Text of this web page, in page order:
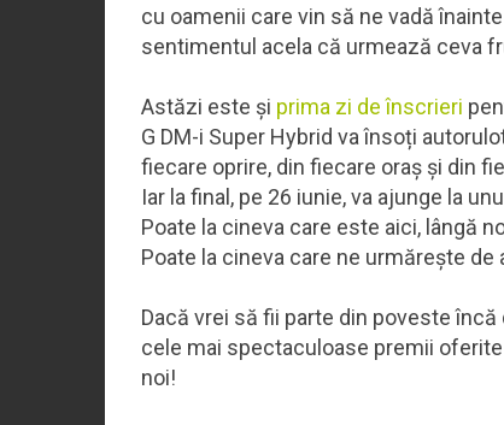
cu oamenii care vin să ne vadă
sentimentul acela că urmează ceva
Astăzi este și prima zi de înscrieri
G DM-i Super Hybrid va însoți
fiecare oprire, din fiecare oraș și din
Iar la final, pe 26 iunie, va ajunge la
Poate la cineva care este aici, lângă
Poate la cineva care ne urmărește
Dacă vrei să fii parte din poveste
cele mai spectaculoase premii
noi!